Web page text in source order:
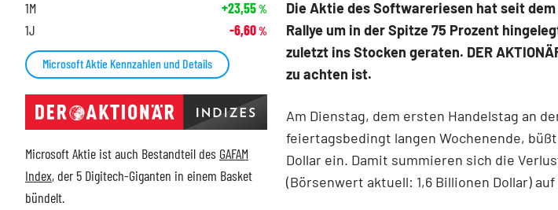
Die Aktie des Softwareriesen hat seit
Rallye um in der Spitze 75 Prozent
zuletzt ins Stocken geraten. DER
zu achten ist.
Am Dienstag, dem ersten Handelstag an
feiertagsbedingt langen Wochenende,
Dollar ein. Damit summieren sich die
(Börsenwert aktuell: 1,6 Billionen Dollar)
1M +23,55%
1J -6,60%
Microsoft Aktie Kennzahlen und Details
Microsoft Aktie ist auch Bestandteil des GAFAM
Index, der 5 Digitech-Giganten in einem Basket
bündelt.